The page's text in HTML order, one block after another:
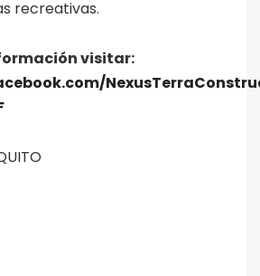
recreativas.
visitar: